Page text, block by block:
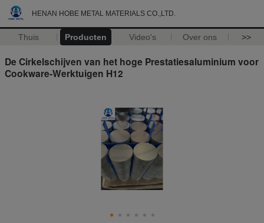
HENAN HOBE METAL MATERIALS CO.,LTD.
Thuis Producten Video's Over ons >>
De Cirkelschijven van het hoge Prestatiesaluminium voor
Cookware-Werktuigen H12